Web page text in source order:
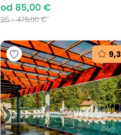
od 85,00 €
95 - 475,00 €
9,3